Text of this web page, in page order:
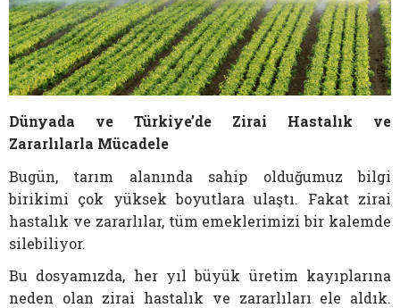
Dünyada ve Türkiye’de Zirai Hastalık ve
Zararlılarla Mücadele
Bugün, tarım alanında sahip olduğumuz bilgi
birikimi çok yüksek boyutlara ulaştı. Fakat zirai
hastalık ve zararlılar, tüm emeklerimizi bir kalemde
silebiliyor.
Bu dosyamızda, her yıl büyük üretim kayıplarına
neden olan zirai hastalık ve zararlıları ele aldık.